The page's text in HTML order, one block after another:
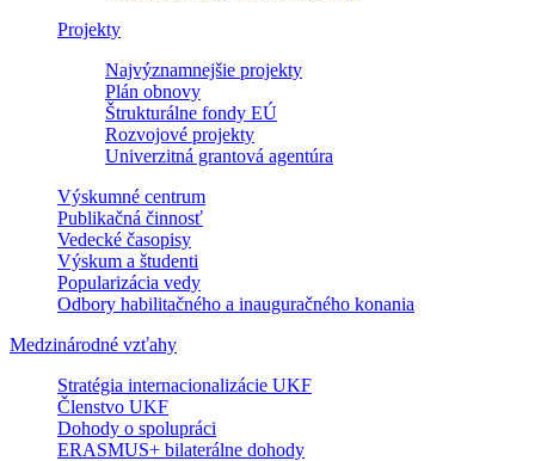
Projekty
Najvýznamnejšie projekty
Plán obnovy
Štrukturálne fondy EÚ
Rozvojové projekty
Univerzitná grantová agentúra
Výskumné centrum
Publikačná činnosť
Vedecké časopisy
Výskum a študenti
Popularizácia vedy
Odbory habilitačného a inauguračného konania
Medzinárodné vzťahy
Stratégia internacionalizácie UKF
Členstvo UKF
Dohody o spolupráci
ERASMUS+ bilaterálne dohody